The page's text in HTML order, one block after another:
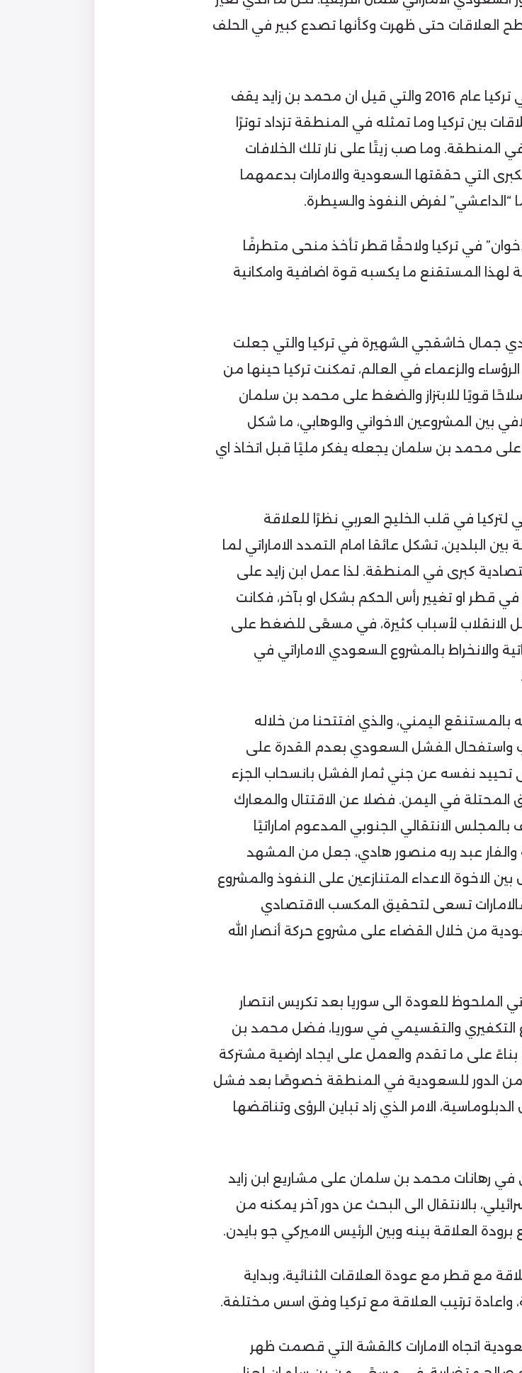
العلاقات حتى ظهرت وكأنها تصدع كبير في الحلف
بدايةً، بعد محاولة الانقلاب الفاشلة في تركيا عام 2016 والتي قيل ان محمد بن زايد يقف
بين تركيا وما تمثله في المنطقة تزداد توترًا
المنطقة. وما صب زيتًا على نار تلك الخلافات
التي حققتها السعودية والامارات بدعمهما
“الداعشي” لفرض النفوذ والسيطرة.
في تركيا ولاحقًا قطر تأخذ منحى متطرفًا
لهذا المستقنع ما يكسبه قوة اضافية وامكانية
جمال خاشقجي الشهيرة في تركيا والتي جعلت
والزعماء في العالم، تمكنت تركيا حينها من
قويًا للابتزاز والضغط على محمد بن سلمان
بين المشروعين الاخواني والوهابي، ما شكل
محمد بن سلمان يجعله يفكر مليًا قبل اتخاذ اي
لتركيا في قلب الخليج العربي نظرًا للعلاقة
بين البلدين، تشكل عائقا امام التمدد الاماراتي لما
كبرى في المنطقة. لذا عمل ابن زايد على
في قطر او تغيير رأس الحكم بشكل او بآخر، فكانت
الانقلاب لأسباب كثيرة، في مسعًى للضغط على
والانخراط بالمشروع السعودي الاماراتي في
بالمستنقع اليمني، والذي افتتحنا من خلاله
واستفحال الفشل السعودي بعدم القدرة على
تحييد نفسه عن جني ثمار الفشل بانسحاب الجزء
المحتلة في اليمن. فضلا عن الاقتتال والمعارك
بالمجلس الانتقالي الجنوبي المدعوم اماراتيًا
والفار عبد ربه منصور هادي، جعل من المشهد
الاخوة الاعداء المتنازعين على النفوذ والمشروع
تسعى لتحقيق المكسب الاقتصادي
من خلال القضاء على مشروع حركة أنصار الله
الملحوظ للعودة الى سوريا بعد تكريس انتصار
التكفيري والتقسيمي في سوريا، فضل محمد بن
على ما تقدم والعمل على ايجاد ارضية مشتركة
الدور للسعودية في المنطقة خصوصًا بعد فشل
الامر الذي زاد تباين الرؤى وتناقضها
في رهانات محمد بن سلمان على مشاريع ابن زايد
بالانتقال الى البحث عن دور آخر يمكنه من
العلاقة بينه وبين الرئيس الاميركي جو بايدن.
مع قطر مع عودة العلاقات الثنائية، وبداية
واعادة ترتيب العلاقة مع تركيا وفق اسس مختلفة.
اتجاه الامارات كالقشة التي قصمت ظهر